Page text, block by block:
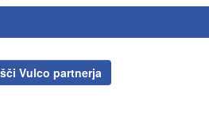
Vulco partnerja